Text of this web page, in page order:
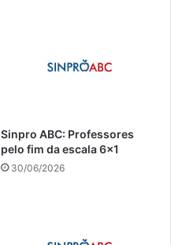
Sinpro ABC: Professores
pelo fim da escala 6×1
30/06/2026